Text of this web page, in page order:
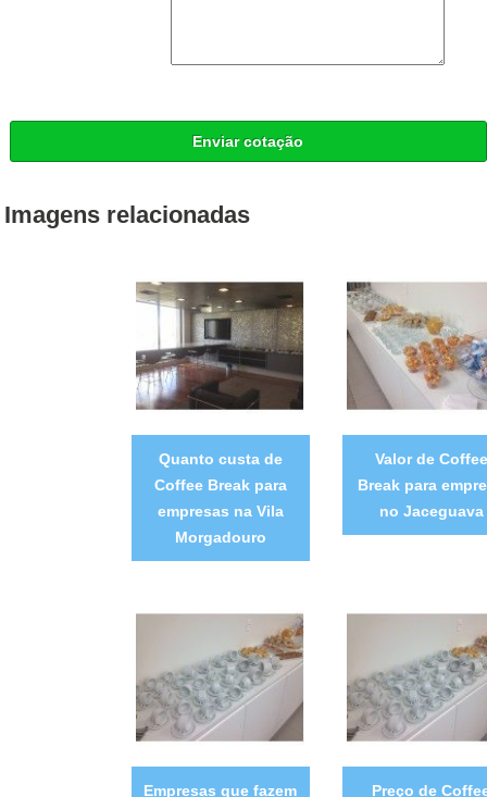
Enviar cotação
Imagens relacionadas
Quanto custa de
Coffee Break para
empresas na Vila
Morgadouro
Valor de Coffee
Break para
no Jaceguava
Empresas que fazem
Preço de